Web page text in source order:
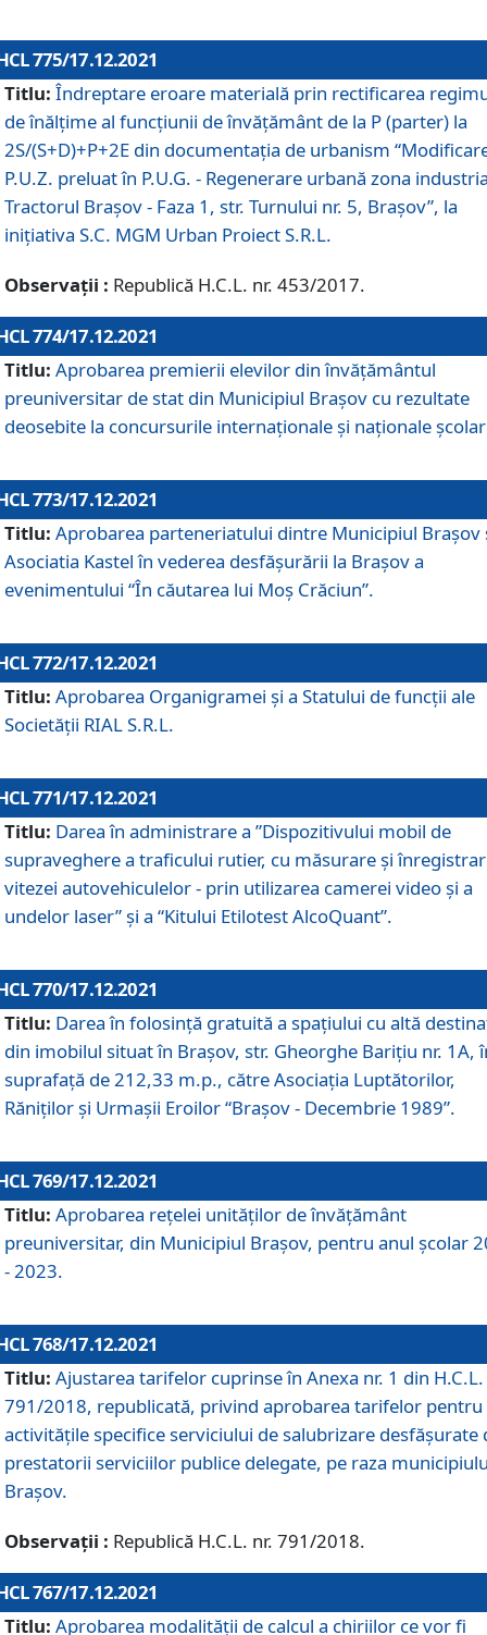
775/17.12.2021
Titlu: Îndreptare eroare materială prin rectificarea
de înălţime al funcţiunii de învăţământ de la P (parter) la
2S/(S+D)+P+2E din documentaţia de urbanism
P.U.Z. preluat în P.U.G. - Regenerare urbană zona
Tractorul Braşov - Faza 1, str. Turnului nr. 5, Braşov”, la
iniţiativa S.C. MGM Urban Proiect S.R.L.
Observații : Republică H.C.L. nr. 453/2017.
774/17.12.2021
Titlu: Aprobarea premierii elevilor din învățământul
preuniversitar de stat din Municipiul Brașov cu rezultate
deosebite la concursurile internaționale și naționale
773/17.12.2021
Titlu: Aprobarea parteneriatului dintre Municipiul Brașov
Asociatia Kastel în vederea desfăşurării la Brașov a
evenimentului “În căutarea lui Moș Crăciun”.
772/17.12.2021
Titlu: Aprobarea Organigramei şi a Statului de funcţii ale
Societăţii RIAL S.R.L.
771/17.12.2021
Titlu: Darea în administrare a ”Dispozitivului mobil de
supraveghere a traficului rutier, cu măsurare și
vitezei autovehiculelor - prin utilizarea camerei video și a
undelor laser” și a “Kitului Etilotest AlcoQuant”.
770/17.12.2021
Titlu: Darea în folosinţă gratuită a spaţiului cu altă
din imobilul situat în Braşov, str. Gheorghe Bariţiu nr. 1A,
suprafaţă de 212,33 m.p., către Asociaţia Luptătorilor,
Răniţilor şi Urmaşii Eroilor “Braşov - Decembrie 1989”.
769/17.12.2021
Titlu: Aprobarea reţelei unităţilor de învăţământ
preuniversitar, din Municipiul Braşov, pentru anul şcolar
- 2023.
768/17.12.2021
Titlu: Ajustarea tarifelor cuprinse în Anexa nr. 1 din H.C.L.
791/2018, republicată, privind aprobarea tarifelor pentru
activităţile specifice serviciului de salubrizare desfăşurate
prestatorii serviciilor publice delegate, pe raza
Braşov.
Observații : Republică H.C.L. nr. 791/2018.
767/17.12.2021
Titlu: Aprobarea modalității de calcul a chiriilor ce vor fi